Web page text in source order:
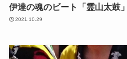
伊達の魂のビート「霊山太鼓
2021.10.29